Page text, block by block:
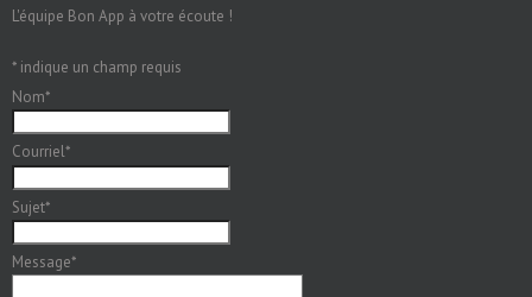
L'équipe Bon App à votre écoute !
* indique un champ requis
Nom*
Courriel*
Sujet*
Message*